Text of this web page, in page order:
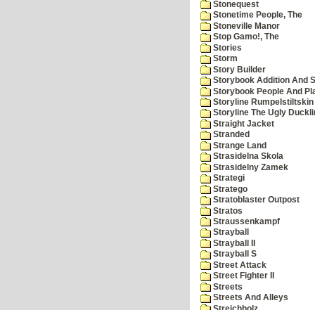
Stonequest
Stonetime People, The
Stoneville Manor
Stop Gamo!, The
Stories
Storm
Story Builder
Storybook Addition And
Storybook People And
Storyline Rumpelstiltskin
Storyline The Ugly
Straight Jacket
Stranded
Strange Land
Strasidelna Skola
Strasidelny Zamek
Strategi
Stratego
Stratoblaster Outpost
Stratos
Straussenkampf
Strayball
Strayball II
Strayball S
Street Attack
Street Fighter II
Streets
Streets And Alleys
Streichholz